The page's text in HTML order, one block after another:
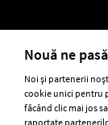
Nouă ne
Noi și partenerii
cookie unici pentru
făcând clic mai jos
raportate